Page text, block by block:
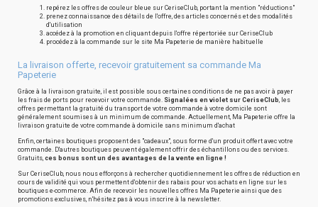
repérez les offres de couleur bleue sur CeriseClub, portant la mention "réductions"
prenez connaissance des détails de l'offre, des articles concernés et des modalités
d'utilisation
accédez à la promotion en cliquant depuis l'offre répertoriée sur CeriseClub
procédez à la commande sur le site Ma Papeterie de manière habituelle
La livraison offerte, recevoir gratuitement sa commande Ma
Papeterie
Grâce à la livraison gratuite, il est possible sous certaines conditions de ne pas avoir à payer
les frais de ports pour recevoir votre commande. Signalées en violet sur CeriseClub, les
offres permettant la gratuité du transport de votre commande à votre domicile sont
généralement soumises à un minimum de commande. Actuellement, Ma Papeterie offre la
livraison gratuite de votre commande à domicile sans minimum d'achat
Enfin, certaines boutiques proposent des "cadeaux", sous forme d'un produit offert avec votre
commande. D'autres boutiques peuvent également offrir des échantillons ou des services.
Gratuits, ces bonus sont un des avantages de la vente en ligne !
Sur CeriseClub, nous nous efforçons à rechercher quotidiennement les offres de réduction en
cours de validité qui vous permettent d'obtenir des rabais pour vos achats en ligne sur les
boutiques e-commerce. Afin de recevoir les nouvelles offres Ma Papeterie ainsi que des
promotions exclusives, n'hésitez pas à vous inscrire à la newsletter.